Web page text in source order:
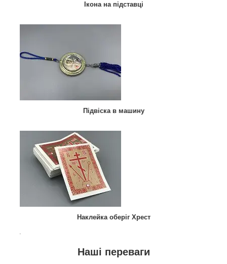
Ікона на підставці
Підвіска в машину
Наклейка оберіг Хрест
.
Наші переваги